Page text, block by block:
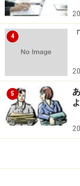
主任が作った
たのですから
す。
有給休暇の法
「派遣」「正
ことはありま
ないが決まり
病気やケガで
自分にはまだ
4
5